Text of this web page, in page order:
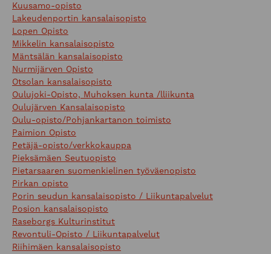
Kuusamo-opisto
Lakeudenportin kansalaisopisto
Lopen Opisto
Mikkelin kansalaisopisto
Mäntsälän kansalaisopisto
Nurmijärven Opisto
Otsolan kansalaisopisto
Oulujoki-Opisto, Muhoksen kunta /lliikunta
Oulujärven Kansalaisopisto
Oulu-opisto/Pohjankartanon toimisto
Paimion Opisto
Petäjä-opisto/verkkokauppa
Pieksämäen Seutuopisto
Pietarsaaren suomenkielinen työväenopisto
Pirkan opisto
Porin seudun kansalaisopisto / Liikuntapalvelut
Posion kansalaisopisto
Raseborgs Kulturinstitut
Revontuli-Opisto / Liikuntapalvelut
Riihimäen kansalaisopisto